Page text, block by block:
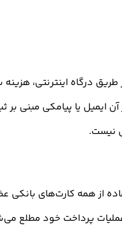
طریق درگاه اینترنتی،
یا پیامکی مبنی بر
نیست.
از همه کارت‌های
پرداخت خود مطلع